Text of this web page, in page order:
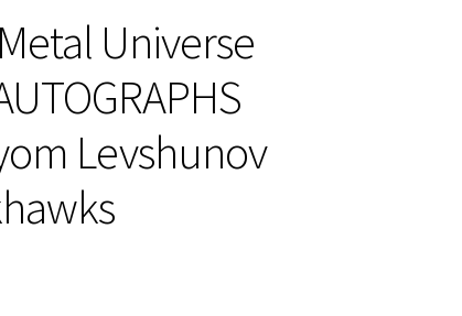
Universe
Levshunov